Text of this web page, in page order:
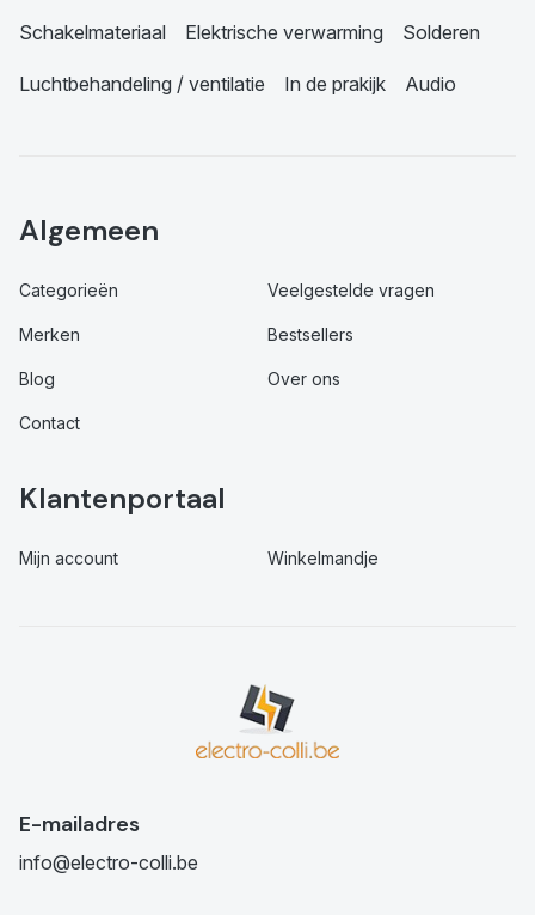
Schakelmateriaal Elektrische verwarming Solderen
Luchtbehandeling / ventilatie In de prakijk Audio
Algemeen
Categorieën Veelgestelde vragen
Merken Bestsellers
Blog Over ons
Contact
Klantenportaal
Mijn account Winkelmandje
E-mailadres
info@electro-colli.be